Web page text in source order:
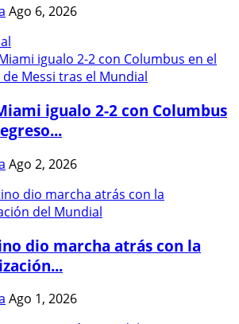
Ago 6, 2026
igualo 2-2 con Columbus
Ago 2, 2026
dio marcha atrás con la
Ago 1, 2026